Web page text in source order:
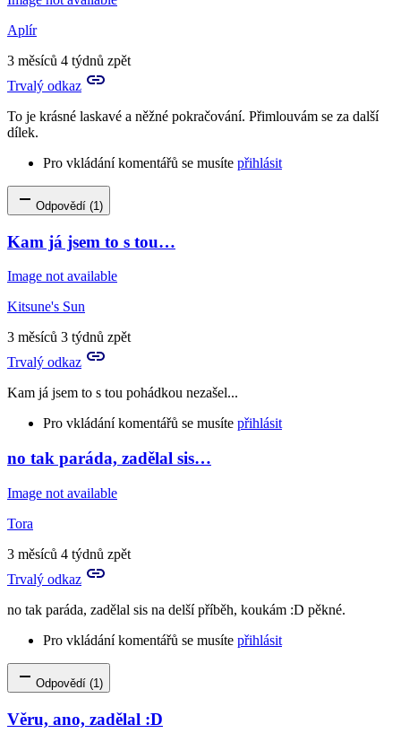
to
Levhartice
jsou
pravé
by
Peahen
Aplír
3 měsíců 4 týdnů zpět
Trvalý odkaz
To je krásné laskavé a něžné pokračování. Přimlouvám se za další
dílek.
Pro vkládání komentářů se musíte přihlásit
Odpovědí (1)
Kam já jsem to s tou…
Image not available
Kitsune's Sun
3 měsíců 3 týdnů zpět
Trvalý odkaz
Kam já jsem to s tou pohádkou nezašel...
Pro vkládání komentářů se musíte přihlásit
In
reply
to
To
je
krásné
a
by
no tak paráda, zadělal sis…
Image not available
Tora
3 měsíců 4 týdnů zpět
Trvalý odkaz
no tak paráda, zadělal sis na delší příběh, koukám :D pěkné.
Pro vkládání komentářů se musíte přihlásit
Odpovědí (1)
Věru, ano, zadělal :D